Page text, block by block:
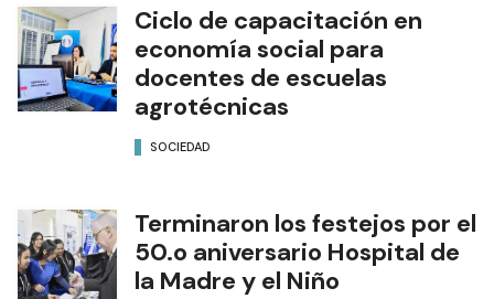
Ciclo de capacitación en
economía social para
docentes de escuelas
agrotécnicas
SOCIEDAD
Terminaron los festejos por el
50.o aniversario Hospital de
la Madre y el Niño